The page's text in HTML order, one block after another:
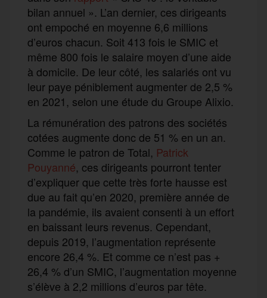
bilan annuel ». L’an dernier, ces dirigeants
ont empoché en moyenne 6,6 millions
d’euros chacun. Soit 413 fois le SMIC et
même 800 fois le salaire moyen d’une aide
à domicile. De leur côté, les salariés ont vu
leur paye péniblement augmenter de 2,5 %
en 2021, selon une étude du Groupe Alixio.
La rémunération des patrons des sociétés
cotées augmente donc de 51 % en un an.
Comme le patron de Total, Patrick
Pouyanné, ces dirigeants pourront tenter
d’expliquer que cette très forte hausse est
due au fait qu’en 2020, première année de
la pandémie, ils avaient consenti à un effort
en baissant leurs revenus. Cependant,
depuis 2019, l’augmentation représente
encore 26,4 %. Et comme ce n’est pas +
26,4 % d’un SMIC, l’augmentation moyenne
s’élève à 2,2 millions d’euros par tête.